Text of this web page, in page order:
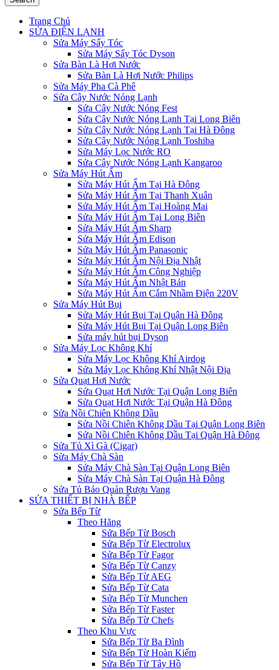
Trang Chủ
SỬA ĐIỆN LẠNH
Sửa Máy Sấy Tóc
Sửa Máy Sấy Tóc Dyson
Sửa Bàn Là Hơi Nước
Sửa Bàn Là Hơi Nước Philips
Sửa Máy Pha Cà Phê
Sửa Cây Nước Nóng Lạnh
Sửa Cây Nước Nóng Fest
Sửa Cây Nước Nóng Lạnh Tại Long Biên
Sửa Cây Nước Nóng Lạnh Tại Hà Đông
Sửa Cây Nước Nóng Lạnh Toshiba
Sửa Máy Lọc Nước RO
Sửa Cây Nước Nóng Lạnh Kangaroo
Sửa Máy Hút Ẩm
Sửa Máy Hút Ẩm Tại Hà Đông
Sửa Máy Hút Ẩm Tại Thanh Xuân
Sửa Máy Hút Ẩm Tại Hoàng Mai
Sửa Máy Hút Ẩm Tại Long Biên
Sửa Máy Hút Ẩm Sharp
Sửa Máy Hút Ẩm Edison
Sửa Máy Hút Ẩm Panasonic
Sửa Máy Hút Ẩm Nội Địa Nhật
Sửa Máy Hút Ẩm Công Nghiệp
Sửa Máy Hút Ẩm Nhật Bản
Sửa Máy Hút Ẩm Cắm Nhầm Điện 220V
Sửa Máy Hút Bụi
Sửa Máy Hút Bụi Tại Quận Hà Đông
Sửa Máy Hút Bụi Tại Quận Long Biên
Sửa máy hút bụi Dyson
Sửa Máy Lọc Không Khí
Sửa Máy Lọc Không Khí Airdog
Sửa Máy Lọc Không Khí Nhật Nội Địa
Sửa Quạt Hơi Nước
Sửa Quạt Hơi Nước Tại Quận Long Biên
Sửa Quạt Hơi Nước Tại Quận Hà Đông
Sửa Nồi Chiên Không Dầu
Sửa Nồi Chiên Không Dầu Tại Quận Long Biên
Sửa Nồi Chiên Không Dầu Tại Quận Hà Đông
Sửa Tủ Xì Gà (Cigar)
Sửa Máy Chà Sàn
Sửa Máy Chà Sàn Tại Quận Long Biên
Sửa Máy Chà Sàn Tại Quận Hà Đông
Sửa Tủ Bảo Quản Rượu Vang
SỬA THIẾT BỊ NHÀ BẾP
Sửa Bếp Từ
Theo Hãng
Sửa Bếp Từ Bosch
Sửa Bếp Từ Electrolux
Sửa Bếp Từ Fagor
Sửa Bếp Từ Canzy
Sửa Bếp Từ AEG
Sửa Bếp Từ Cata
Sửa Bếp Từ Munchen
Sửa Bếp Từ Faster
Sửa Bếp Từ Chefs
Theo Khu Vực
Sửa Bếp Từ Ba Đình
Sửa Bếp Từ Hoàn Kiếm
Sửa Bếp Từ Tây Hồ